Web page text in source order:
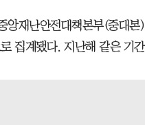
앙재난안전대책본부(중대
집계됐다. 지난해 같은 기